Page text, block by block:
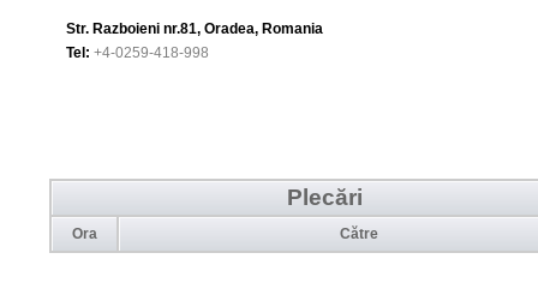
Str. Razboieni nr.81, Oradea, Romania
Tel: +4-0259-418-998
Plecări
Ora Către